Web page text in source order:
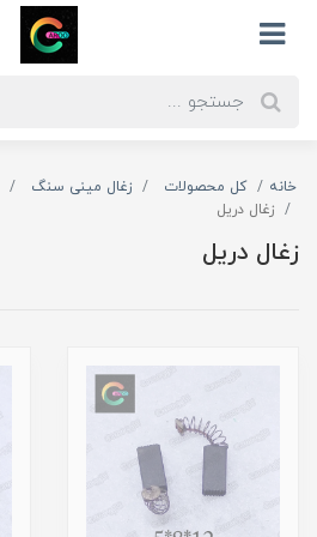
خانه کل محصولات زغال مینی سنگ
زغال دریل
زغال دریل